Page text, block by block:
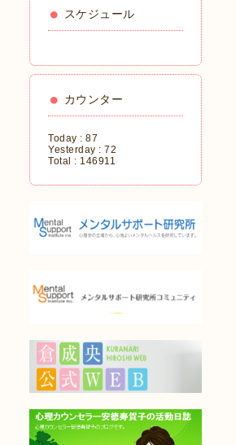
スケジュール
カウンター
Today : 87
Yesterday : 72
Total : 146911